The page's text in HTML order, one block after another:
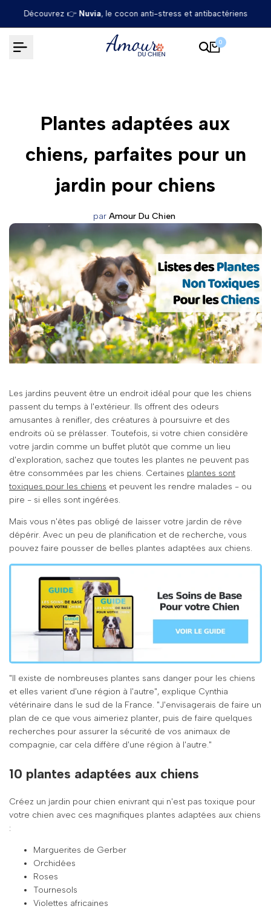
Passer
Découvrez 👉 Nuvia, le cocon anti-stress et antibactériens
0
Plantes adaptées aux
chiens, parfaites pour un
jardin pour chiens
par Amour Du Chien
Les jardins peuvent être un endroit idéal pour que les chiens
passent du temps à l'extérieur. Ils offrent des odeurs
amusantes à renifler, des créatures à poursuivre et des
endroits où se prélasser. Toutefois, si votre chien considère
votre jardin comme un buffet plutôt que comme un lieu
d'exploration, sachez que toutes les plantes ne peuvent pas
être consommées par les chiens. Certaines plantes sont
toxiques pour les chiens et peuvent les rendre malades - ou
pire - si elles sont ingérées.
Mais vous n'êtes pas obligé de laisser votre jardin de rêve
dépérir. Avec un peu de planification et de recherche, vous
pouvez faire pousser de belles plantes adaptées aux chiens.
"Il existe de nombreuses plantes sans danger pour les chiens
et elles varient d'une région à l'autre", explique Cynthia
vétérinaire dans le sud de la France. "J'envisagerais de faire un
plan de ce que vous aimeriez planter, puis de faire quelques
recherches pour assurer la sécurité de vos animaux de
compagnie, car cela diffère d'une région à l'autre."
10 plantes adaptées aux chiens
Créez un jardin pour chien enivrant qui n'est pas toxique pour
votre chien avec ces magnifiques plantes adaptées aux chiens
:
Marguerites de Gerber
Orchidées
Roses
Tournesols
Violettes africaines